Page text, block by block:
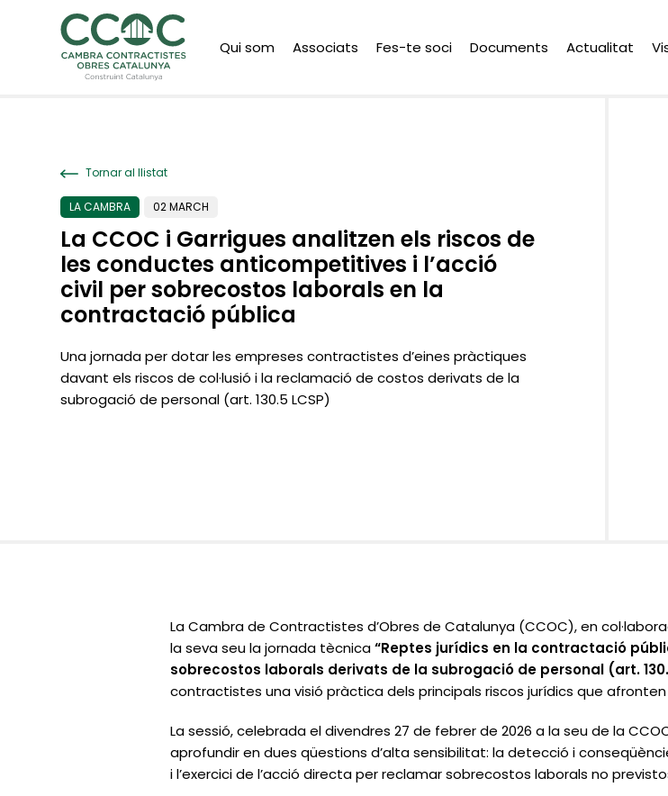
Qui som Associats Fes-te soci Documents Actualitat
Tornar al llistat
LA CAMBRA 02 MARCH
La CCOC i Garrigues analitzen els riscos de
les conductes anticompetitives i l’acció
civil per sobrecostos laborals en la
contractació pública
Una jornada per dotar les empreses contractistes d’eines pràctiques
davant els riscos de col·lusió i la reclamació de costos derivats de la
subrogació de personal (art. 130.5 LCSP)
La Cambra de Contractistes d’Obres de Catalunya (CCOC), en
la seva seu la jornada tècnica“Reptes jurídics en la contractació
sobrecostos laborals derivats de la subrogació de personal (art.
contractistes una visió pràctica dels principals riscos jurídics que
La sessió, celebrada el divendres 27 de febrer de 2026 a la seu de la
aprofundir en dues qüestions d’alta sensibilitat: la detecció i
i l’exercici de l’acció directa per reclamar sobrecostos laborals no